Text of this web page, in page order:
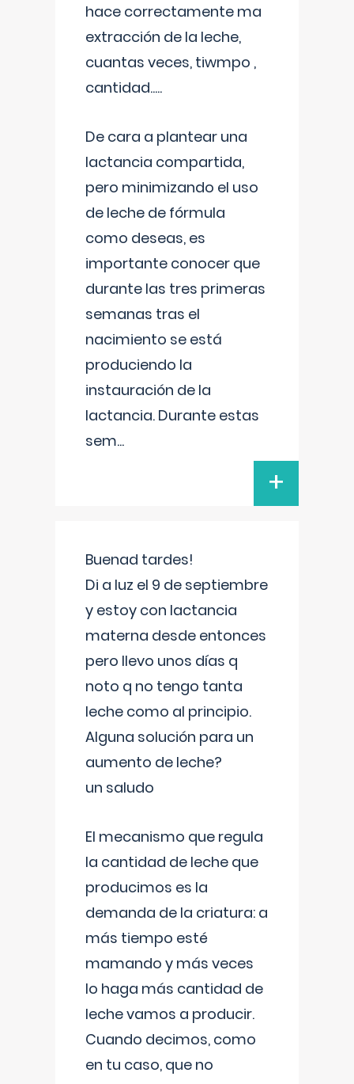
hace correctamente ma
extracción de la leche,
cuantas veces, tiwmpo ,
cantidad.....
De cara a plantear una
lactancia compartida,
pero minimizando el uso
de leche de fórmula
como deseas, es
importante conocer que
durante las tres primeras
semanas tras el
nacimiento se está
produciendo la
instauración de la
lactancia. Durante estas
sem...
+
Buenad tardes!
Di a luz el 9 de septiembre
y estoy con lactancia
materna desde entonces
pero llevo unos días q
noto q no tengo tanta
leche como al principio.
Alguna solución para un
aumento de leche?
un saludo
El mecanismo que regula
la cantidad de leche que
producimos es la
demanda de la criatura: a
más tiempo esté
mamando y más veces
lo haga más cantidad de
leche vamos a producir.
Cuando decimos, como
en tu caso, que no